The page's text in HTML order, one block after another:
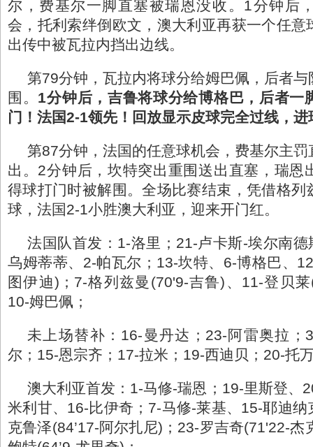
尔，费基尔一脚直塞被瑞恩没收。1分钟后
会，托利索绊倒欧文，澳大利亚再获一个任意
出传中被瓦拉内挡出边线。
第79分钟，瓦拉内将球分给姆巴佩，后者
围。 1分钟后，吉鲁将球分给博格巴，后者一
门！法国2-1领先！回放显示皮球完全过线，进
第87分钟，法国的任意球机会，费基尔主
出。2分钟后，坎特突出重围送出直塞，瑞恩
得球打门时被解围。全场比赛结束，凭借格列
球，法国2-1小胜澳大利亚，迎来开门红。
法国队首发：1-洛里；21-卢卡斯-埃尔南
乌姆蒂蒂、2-帕瓦尔；13-坎特、6-博格巴、
图伊迪)；7-格列兹曼(70'9-吉鲁)、11-登贝
10-姆巴佩；
未上场替补：16-曼丹达；23-阿雷奥拉；
尔；15-恩宗齐；17-拉米；19-西迪贝；20-托
澳大利亚首发：1-马修-瑞恩；19-里斯登、
米利甘、16-比伊奇；7-马修-莱基、15-耶迪
克鲁泽(84’17-阿尔扎尼)；23-罗吉奇(71'22-杰